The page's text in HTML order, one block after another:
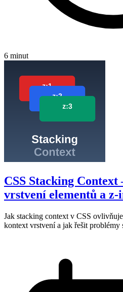
6 minut
CSS Stacking
vrstvení elementů a z-
Jak stacking context v CSS
kontext vrstvení a jak řešit problémy